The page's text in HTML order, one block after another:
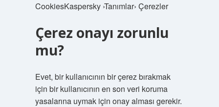
CookiesKaspersky ›Tanımlar› Çerezler
Çerez onayı zorunlu
mu?
Evet, bir kullanıcının bir çerez bırakmak
için bir kullanıcının en son veri koruma
yasalarına uymak için onay alması gerekir.